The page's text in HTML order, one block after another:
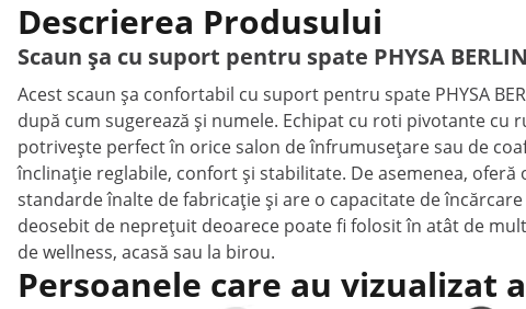
Descrierea Produsului
Scaun șa cu suport pentru spate PHYSA BERLIN
Acest scaun şa confortabil cu suport pentru spate PHYSA
după cum sugerează şi numele. Echipat cu roti pivotante
potrivește perfect în orice salon de înfrumusețare sau de
înclinație reglabile, confort și stabilitate. De asemenea,
standarde înalte de fabricație și are o capacitate de
deosebit de neprețuit deoarece poate fi folosit în atât de
de wellness, acasă sau la birou.
Persoanele care au vizualizat